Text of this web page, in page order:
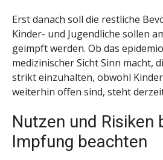
Erst danach soll die restliche
Kinder- und Jugendliche sollen
geimpft werden. Ob das
medizinischer Sicht Sinn macht,
strikt einzuhalten, obwohl
weiterhin offen sind, steht
Nutzen und Risiken
Impfung beachten